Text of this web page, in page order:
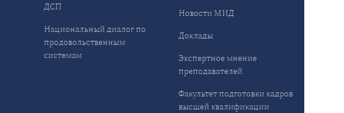
ДСП
Национальный диалог по
продовольственным
системам
Новости МИД
Доклады
Экспертное мнение
преподавателей
Факультет подготовки кадров
высшей квалификации